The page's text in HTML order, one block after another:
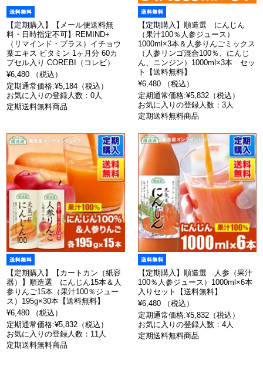
【定期購入】【メール便送料無
料・日時指定不可】REMIND+
（リマインド・プラス）イチョウ
葉エキス ビタミン 1ヶ月分 60カ
プセル入り COREBI（コレビ）
¥6,480 （税込）
定期通常価格:¥5,184（税込）
お気に入りの登録人数：0人
定期送料無料商品
【定期購入】順造選 にんじん
（果汁100％人参ジュース）
1000ml×3本＆人参りんごミックス
（人参リンゴ混合100％、にんじ
ん、ニンジン）1000ml×3本 セッ
ト【送料無料】
¥6,480 （税込）
定期通常価格:¥5,832（税込）
お気に入りの登録人数：3人
定期送料無料商品
【定期購入】【カートカン（紙容
器）】順造選 にんじん15本＆人
参りんご15本（果汁100％ジュー
ス）195g×30本【送料無料】
¥6,480 （税込）
定期通常価格:¥5,832（税込）
お気に入りの登録人数：11人
定期送料無料商品
【定期購入】順造選 人参（果汁
100％人参ジュース）1000ml×6本
入りセット【送料無料】
¥6,480 （税込）
定期通常価格:¥5,832（税込）
お気に入りの登録人数：4人
定期送料無料商品